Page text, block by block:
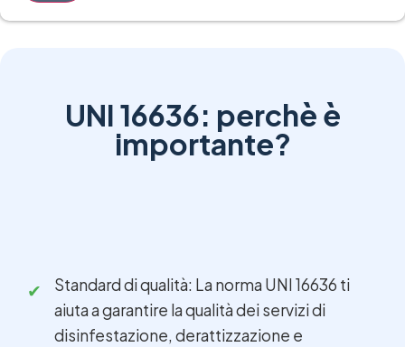
UNI 16636: perchè è
importante?
Standard di qualità: La norma UNI 16636 ti
aiuta a garantire la qualità dei servizi di
disinfestazione, derattizzazione e